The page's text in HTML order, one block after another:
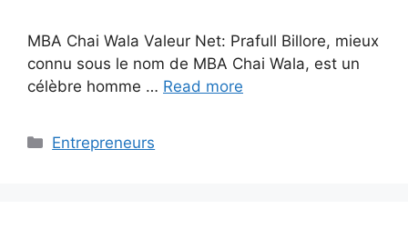
MBA Chai Wala Valeur Net: Prafull Billore, mieux
connu sous le nom de MBA Chai Wala, est un
célèbre homme … Read more
Categories
Entrepreneurs